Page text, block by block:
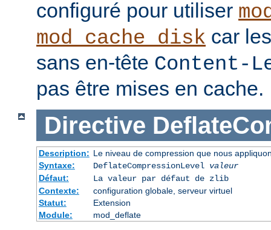
configuré pour utiliser
mod_cache_disk car
sans en-tête Content-
pas être mises en cache.
Directive
Description: Le niveau de compression que nous
Syntaxe:
DeflateCompressionLevel valeur
Défaut:
La valeur par défaut de zlib
Contexte:
configuration globale, serveur virtuel
Statut:
Extension
Module:
mod_deflate